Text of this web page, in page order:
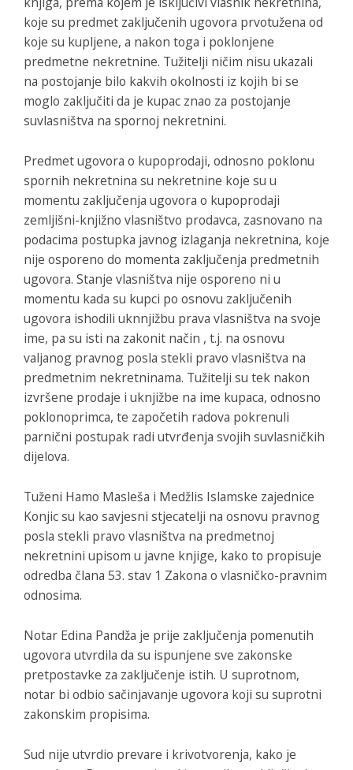
koje su predmet zaključenih ugovora prvotužena od
koje su kupljene, a nakon toga i poklonjene
predmetne nekretnine. Tužitelji ničim nisu ukazali
na postojanje bilo kakvih okolnosti iz kojih bi se
moglo zaključiti da je kupac znao za postojanje
suvlasništva na spornoj nekretnini.
Predmet ugovora o kupoprodaji, odnosno poklonu
spornih nekretnina su nekretnine koje su u
momentu zaključenja ugovora o kupoprodaji
zemljišni-knjižno vlasništvo prodavca, zasnovano na
podacima postupka javnog izlaganja nekretnina, koje
nije osporeno do momenta zaključenja predmetnih
ugovora. Stanje vlasništva nije osporeno ni u
momentu kada su kupci po osnovu zaključenih
ugovora ishodili uknnjižbu prava vlasništva na svoje
ime, pa su isti na zakonit način , t.j. na osnovu
valjanog pravnog posla stekli pravo vlasništva na
predmetnim nekretninama. Tužitelji su tek nakon
izvršene prodaje i uknjižbe na ime kupaca, odnosno
poklonoprimca, te započetih radova pokrenuli
parnični postupak radi utvrđenja svojih suvlasničkih
dijelova.
Tuženi Hamo Masleša i Medžlis Islamske zajednice
Konjic su kao savjesni stjecatelji na osnovu pravnog
posla stekli pravo vlasništva na predmetnoj
nekretnini upisom u javne knjige, kako to propisuje
odredba člana 53. stav 1 Zakona o vlasničko-pravnim
odnosima.
Notar Edina Pandža je prije zaključenja pomenutih
ugovora utvrdila da su ispunjene sve zakonske
pretpostavke za zaključenje istih. U suprotnom,
notar bi odbio sačinjavanje ugovora koji su suprotni
zakonskim propisima.
Sud nije utvrdio prevare i krivotvorenja, kako je